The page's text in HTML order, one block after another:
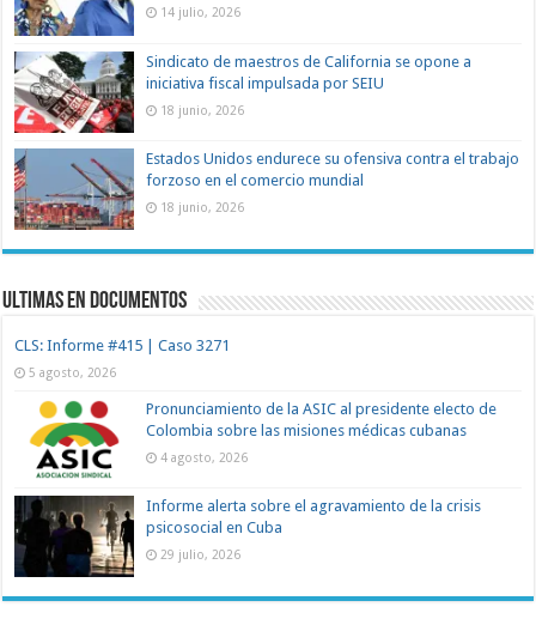
14 julio, 2026
Sindicato de maestros de California se opone a
iniciativa fiscal impulsada por SEIU
18 junio, 2026
Estados Unidos endurece su ofensiva contra el trabajo
forzoso en el comercio mundial
18 junio, 2026
Ultimas en documentos
CLS: Informe #415 | Caso 3271
5 agosto, 2026
Pronunciamiento de la ASIC al presidente electo de
Colombia sobre las misiones médicas cubanas
4 agosto, 2026
Informe alerta sobre el agravamiento de la crisis
psicosocial en Cuba
29 julio, 2026